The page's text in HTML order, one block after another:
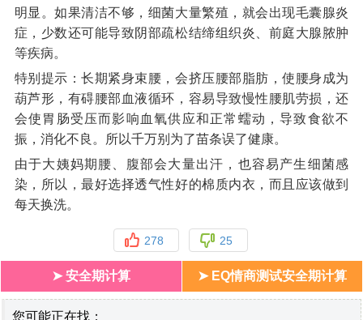
明显。如果清洁不够，细菌大量繁殖，就会出现毛囊腺炎
症，少数还可能导致阴部疏松结缔组织炎、前庭大腺脓肿
等疾病。
特别提示：长期紧身束腰，会挤压腰部脂肪，使腰身成为
葫芦形，有碍腰部血液循环，容易导致慢性腰肌劳损，还
会使胃肠受压而影响血氧供应和正常蠕动，导致食欲不
振，消化不良。所以千万别为了苗条误了健康。
由于大姨妈期腰、腹部会大量出汗，也容易产生细菌感
染，所以，最好选择透气性好的棉质内衣，而且应该做到
每天换洗。
278 25
➤ 安全期计算 ➤ EQ情商测试安全期计算
您可能正在找：